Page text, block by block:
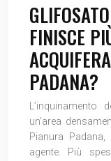
FINISCE
PADANA?
L’inquinamento
un’area
Pianura
agente. Più